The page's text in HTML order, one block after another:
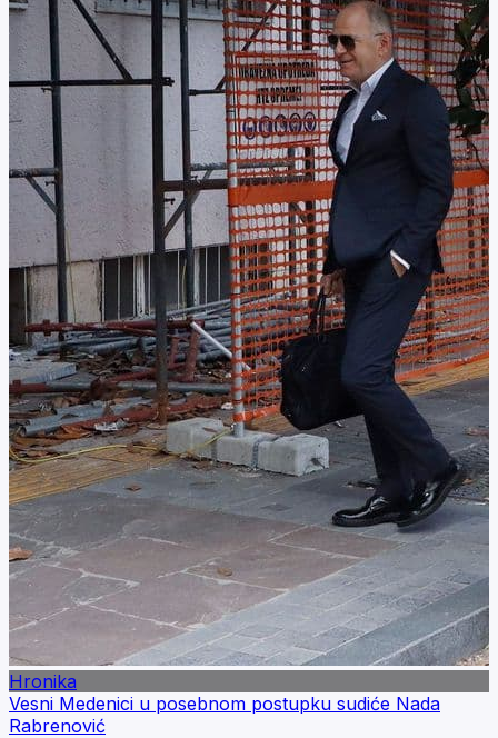
Hronika
Vesni Medenici u posebnom postupku sudiće Nada
Rabrenović